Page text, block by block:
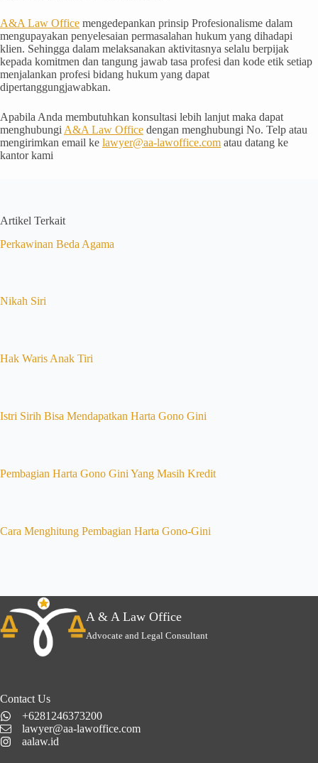
A&A Law Office mengedepankan prinsip Profesionalisme dalam
mengupayakan penyelesaian permasalahan hukum yang dihadapi
klien. Sehingga dalam melaksanakan aktivitasnya selalu berpijak
kepada komitmen dan tangung jawab tasa profesi dan kode etik setiap
menjalankan profesi bidang hukum yang dapat
dipertanggungjawabkan.
Apabila Anda membutuhkan konsultasi lebih lanjut maka dapat
menghubungi A&A Law Office dengan menghubungi No. Telp atau
mengirimkan email ke lawyer@aa-lawoffice.com atau datang ke
kantor kami
Artikel Terkait
Perkawinan Beda Agama
Nikah Siri
Hak Waris Anak Tiri
Istri Sirih Bisa Mendapatkan Harta Gono Gini
Pembagian Harta Gono Gini Yang Masih Kredit
Cara Menghitung Pembagian Harta Gono-Gini
A & A Law Office
Advocate and Legal Consultant
Contact Us
+6281246373200
lawyer@aa-lawoffice.com
aalaw.id